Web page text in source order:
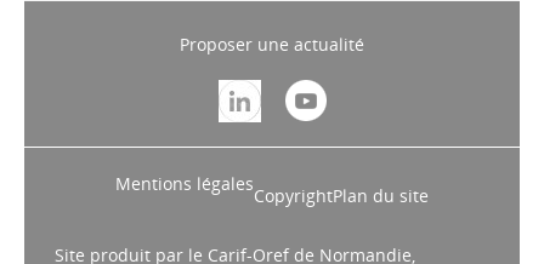
Proposer une actualité
Mentions légales
CopyrightPlan du site
Site produit par le Carif-Oref de Normandie,